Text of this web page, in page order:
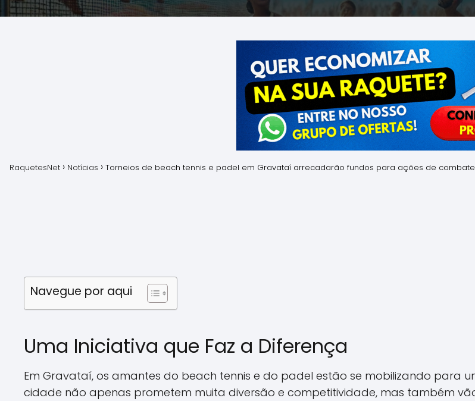
RaquetesNet Notícias Torneios de beach tennis e padel em Gravataí arrecadarão fundos para ações de
Navegue por aqui
Uma Iniciativa que Faz a Diferença
Em Gravataí, os amantes do beach tennis e do padel estão se mobilizando para
cidade não apenas prometem muita diversão e competitividade, mas também